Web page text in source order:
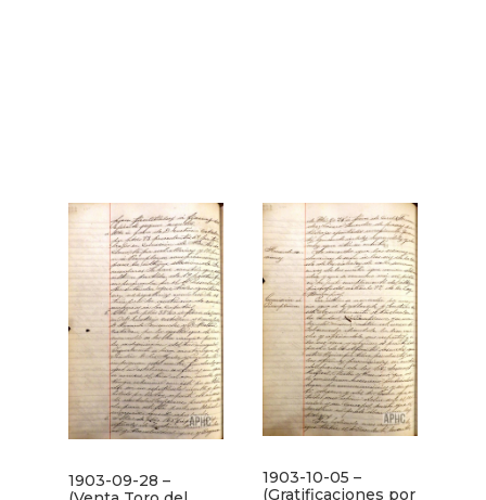
1903-09-28 –
1903-10-05 –
(Gratificaciones por